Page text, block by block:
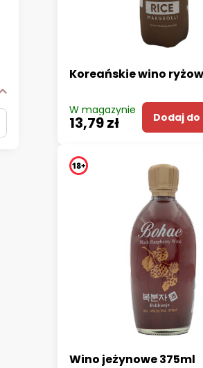
Koreańskie wino
W magazynie
13,79 zł Dodaj
Wino jeżynowe 375ml